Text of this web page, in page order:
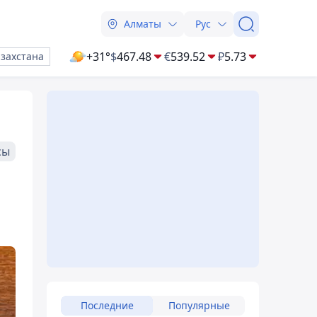
Алматы Рус
+31°$467.48 €539.52 ₽5.73
Последние Популярные